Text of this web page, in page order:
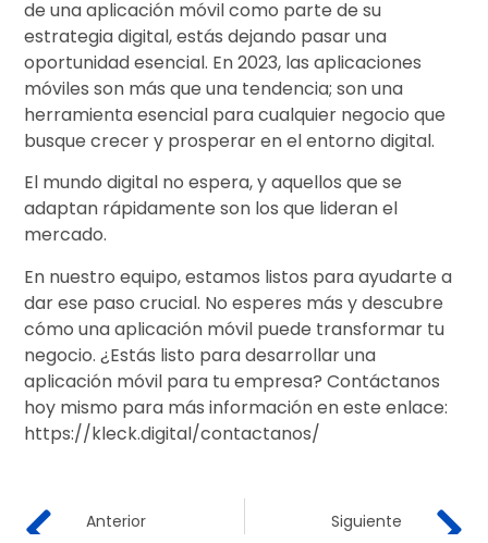
de una aplicación móvil como parte de su
estrategia digital, estás dejando pasar una
oportunidad esencial. En 2023, las aplicaciones
móviles son más que una tendencia; son una
herramienta esencial para cualquier negocio que
busque crecer y prosperar en el entorno digital.
El mundo digital no espera, y aquellos que se
adaptan rápidamente son los que lideran el
mercado.
En nuestro equipo, estamos listos para ayudarte a
dar ese paso crucial. No esperes más y descubre
cómo una aplicación móvil puede transformar tu
negocio. ¿Estás listo para desarrollar una
aplicación móvil para tu empresa? Contáctanos
hoy mismo para más información en este enlace:
https://kleck.digital/contactanos/
Anterior
Siguiente